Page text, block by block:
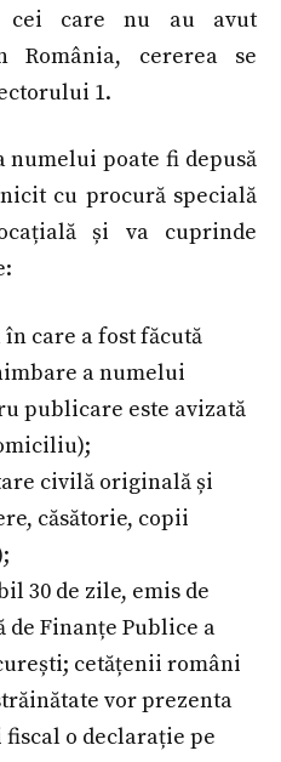
cei care nu au avut
România, cererea se
1.
numelui poate fi depusă
cu procură specială
și va cuprinde
care a fost făcută
a numelui
publicare este avizată
civilă originală și
căsătorie, copii
30 de zile, emis de
de Finanțe Publice a
cetățenii români
vor prezenta
o declarație pe